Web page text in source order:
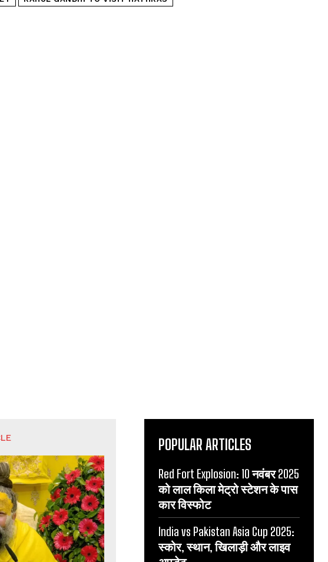
POPULAR ARTICLES
Red Fort Explosion: 10 नवंबर 2025
को लाल किला मेट्रो स्टेशन के पास
कार विस्फोट
India vs Pakistan Asia Cup 2025:
स्कोर, स्थान, खिलाड़ी और लाइव